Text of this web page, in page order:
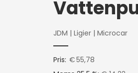
JDM | Ligier| Microcar
Pris: €55,78